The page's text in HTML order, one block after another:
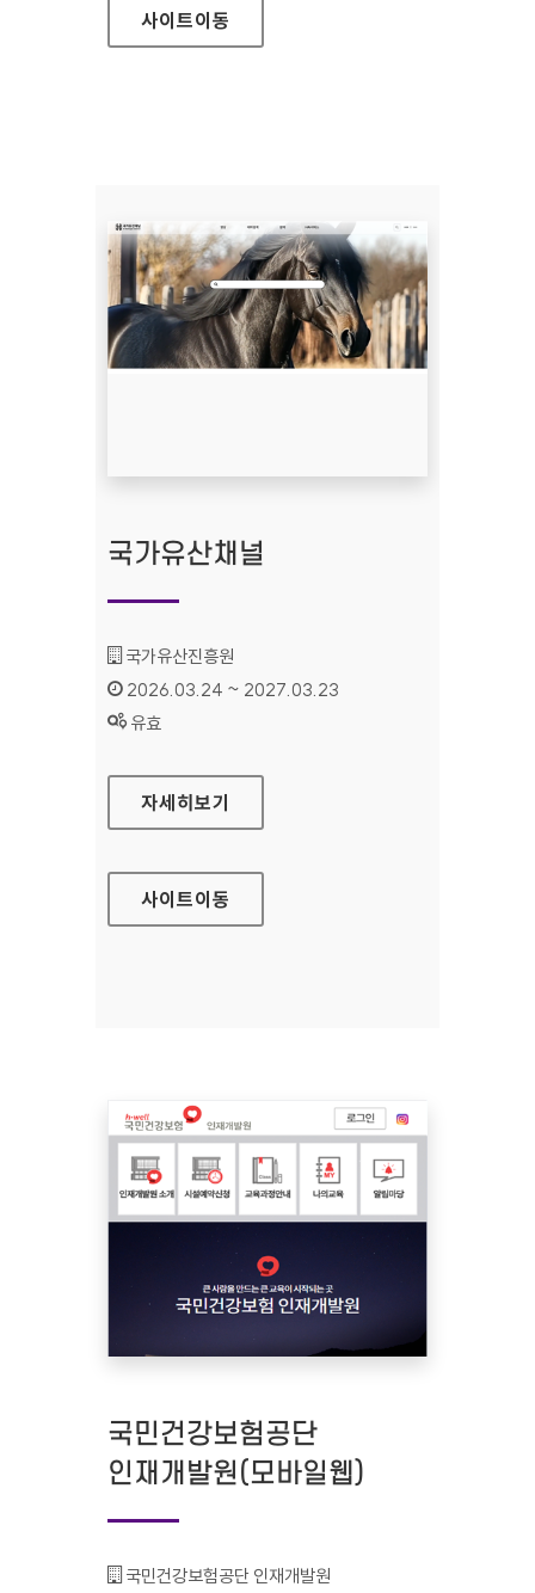
사이트이동
국가유산채널
기관명 :
국가유산진흥원
인증기간 :
2026.03.24 ~ 2027.03.23
상태 :
유효
국가유산채널
자세히보기
사이트이동
국민건강보험공단
인재개발원(모바일웹)
기관명 :
국민건강보험공단 인재개발원